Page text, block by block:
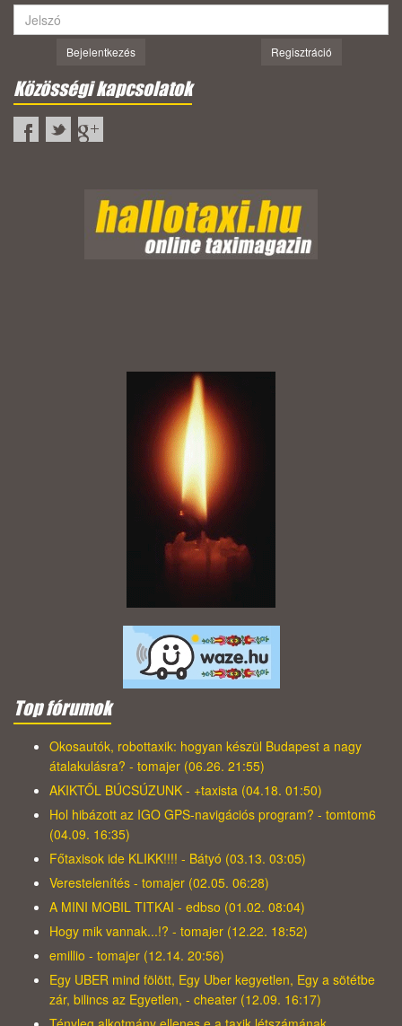
Bejelentkezés Regisztráció
Közösségi kapcsolatok
Top fórumok
Okosautók, robottaxik: hogyan készül Budapest a nagy
átalakulásra? - tomajer (06.26. 21:55)
AKIKTŐL BÚCSÚZUNK - +taxista (04.18. 01:50)
Hol hibázott az IGO GPS-navigációs program? - tomtom6
(04.09. 16:35)
Főtaxisok ide KLIKK!!!! - Bátyó (03.13. 03:05)
Verestelenítés - tomajer (02.05. 06:28)
A MINI MOBIL TITKAI - edbso (01.02. 08:04)
Hogy mik vannak...!? - tomajer (12.22. 18:52)
emillio - tomajer (12.14. 20:56)
Egy UBER mind fölött, Egy Uber kegyetlen, Egy a sötétbe
zár, bilincs az Egyetlen, - cheater (12.09. 16:17)